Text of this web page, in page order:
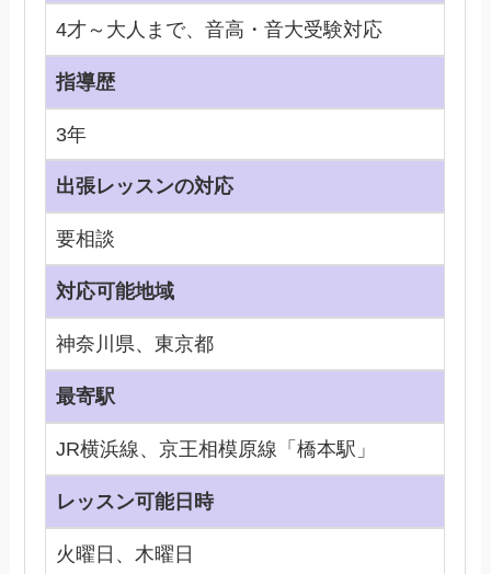
4才～大人まで、音高・音大受験対応
指導歴
3年
出張レッスンの対応
要相談
対応可能地域
神奈川県、東京都
最寄駅
JR横浜線、京王相模原線「橋本駅」
レッスン可能日時
火曜日、木曜日